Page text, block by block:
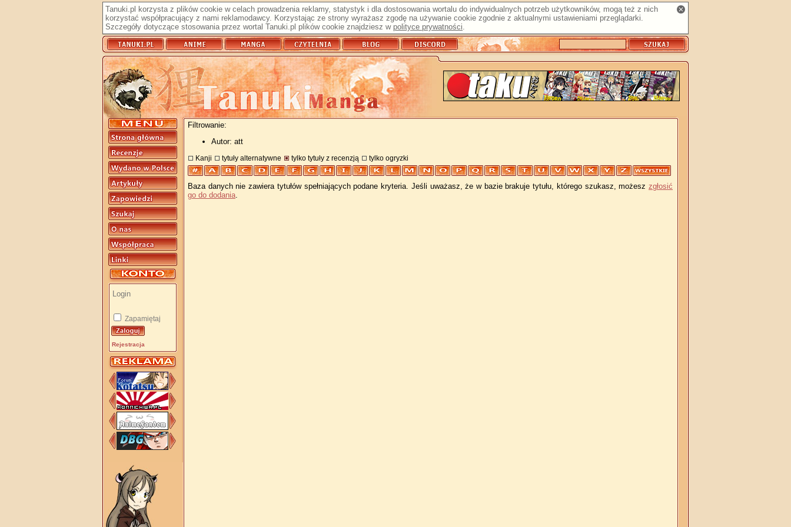
Tanuki.pl korzysta z plików cookie w celach prowadzenia reklamy, statystyk i dla dostosowania wortalu do indywidualnych potrzeb użytkowników, mogą też z nich
korzystać współpracujący z nami reklamodawcy. Korzystając ze strony wyrażasz zgodę na używanie cookie zgodnie z aktualnymi ustawieniami przeglądarki.
Szczegóły dotyczące stosowania przez wortal Tanuki.pl plików cookie znajdziesz w polityce prywatności.
Zapamiętaj
Rejestracja
Filtrowanie:
Autor: att
Kanji tytuły alternatywne tylko tytuły z recenzją tylko ogryzki
Baza danych nie zawiera tytułów spełniających podane kryteria. Jeśli uważasz, że w bazie brakuje tytułu, którego szukasz, możesz zgłosić
go do dodania.